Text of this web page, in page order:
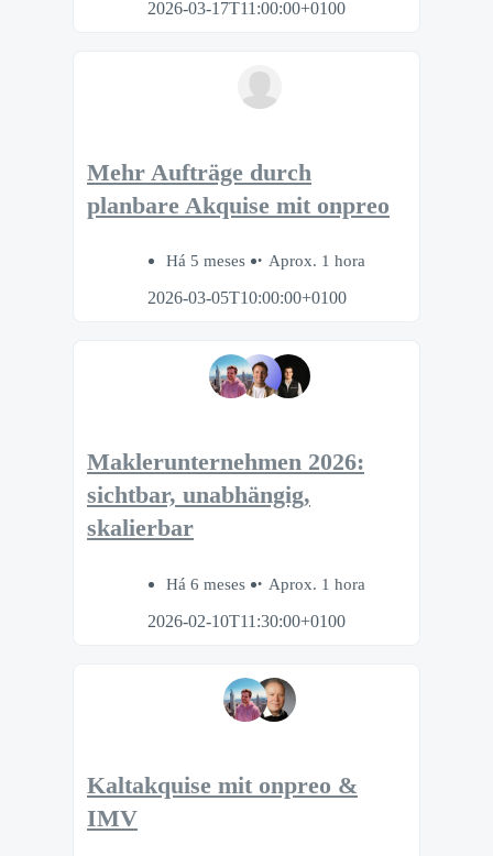
2026-03-17T11:00:00+0100
Mehr Aufträge durch
planbare Akquise mit onpreo
Há 5 meses
Aprox. 1 hora
2026-03-05T10:00:00+0100
Maklerunternehmen 2026:
sichtbar, unabhängig,
skalierbar
Há 6 meses
Aprox. 1 hora
2026-02-10T11:30:00+0100
Kaltakquise mit onpreo &
IMV